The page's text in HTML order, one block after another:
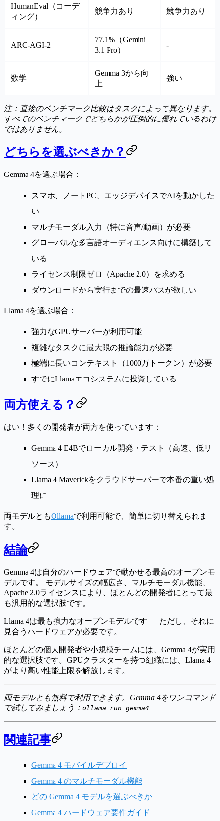
HumanEval（コーデ
ィング）
競争力あり 競争力あり
ARC-AGI-2
77.1%（Gemini
3.1 Pro）
-
数学
Gemma 3から向
上
強い
注：直接のベンチマーク比較はタスクによって異なります。
すべてのベンチマークでどちらかが圧倒的に優れているわけ
ではありません。
どちらを選ぶべきか？
Gemma 4を選ぶ場合：
スマホ、ノートPC、エッジデバイスでAIを動かした
い
マルチモーダル入力（特に音声/動画）が必要
グローバルな多言語オーディエンス向けに構築して
いる
ライセンス制限ゼロ（Apache 2.0）を求める
ダウンロードから実行までの最速パスが欲しい
Llama 4を選ぶ場合：
強力なGPUサーバーが利用可能
複雑なタスクに最大限の推論能力が必要
極端に長いコンテキスト（1000万トークン）が必要
すでにLlamaエコシステムに投資している
両方使える？
はい！多くの開発者が両方を使っています：
Gemma 4 E4Bでローカル開発・テスト（高速、低リ
ソース）
Llama 4 Maverickをクラウドサーバーで本番の重い処
理に
両モデルともOllamaで利用可能で、簡単に切り替えられま
す。
結論
Gemma 4は自分のハードウェアで動かせる最高のオープンモ
デルです。
モデルサイズの幅広さ、マルチモーダル機能、
Apache 2.0ライセンスにより、ほとんどの開発者にとって最
も汎用的な選択肢です。
Llama 4は最も強力なオープンモデルです — ただし、それに
見合うハードウェアが必要です。
ほとんどの個人開発者や小規模チームには、 Gemma 4が実用
的な選択肢です。GPUクラスターを持つ組織には、 Llama 4
がより高い性能上限を解放します。
両モデルとも無料で利用できます。Gemma 4をワンコマンド
で試してみましょう： ollama run gemma4
関連記事
Gemma 4 モバイルデプロイ
Gemma 4 のマルチモーダル機能
どの Gemma 4 モデルを選ぶべきか
Gemma 4 ハードウェア要件ガイド